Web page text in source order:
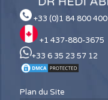
+33 (0)1 84 800 400
+1 437-880-3675
+33 6 35 23 57 12
Plan du Site